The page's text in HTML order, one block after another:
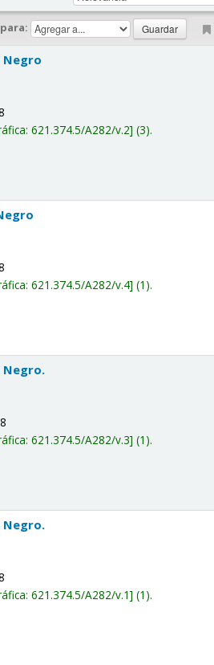
Negro
621.374.5/A282/v.2 (3).
621.374.5/A282/v.4 (1).
Negro.
621.374.5/A282/v.3 (1).
Negro.
621.374.5/A282/v.1 (1).